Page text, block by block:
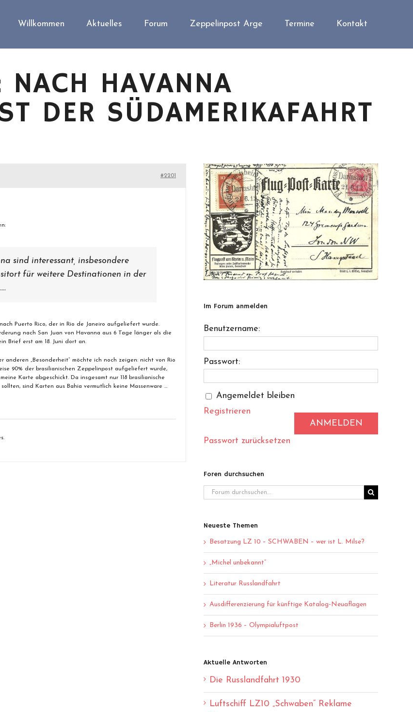
Willkommen Aktuelles Forum Zeppelinpost Arge Termine Kontakt
NACH HAVANNA
DER SÜDAMERIKAFAHRT
#2201
sind interessant, insbesondere
für weitere Destinationen in der
Puerto Rico, der in Rio de Janeiro aufgeliefert wurde.
nach San Juan von Havanna aus 6 Tage länger als die
Brief erst am 18. Juni dort an.
anderen „Besonderheit“ möchte ich noch zeigen: nicht von Rio
90% der brasilianischen Zeppelinpost aufgeliefert wurde,
Karte abgeschickt. Da insgesamt nur 118 brasilianische
sind Karten aus Bahia vermutlich keine Massenware …
Im Forum anmelden
Benutzername:
Passwort:
Angemeldet bleiben
ANMELDEN
Registrieren
Passwort zurücksetzen
Foren durchsuchen
Neueste Themen
Besatzung LZ 10 – SCHWABEN – wer ist L. Milse?
„Michel unbekannt“
Literatur Russlandfahrt
Ausdifferenzierung für künftige Katalog-Neuaflagen
Berlin 1936 – Olympialuftpost
Aktuelle Antworten
Die Russlandfahrt 1930
Luftschiff LZ10 „Schwaben“ Reklame